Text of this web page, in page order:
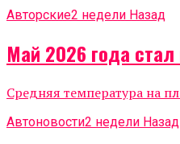
Авторские2 недели Назад
Май 2026 года
Средняя температура на
Автоновости2 недели Назад